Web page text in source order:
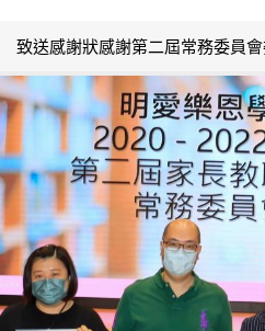
致送感謝狀感謝第二屆常務委員